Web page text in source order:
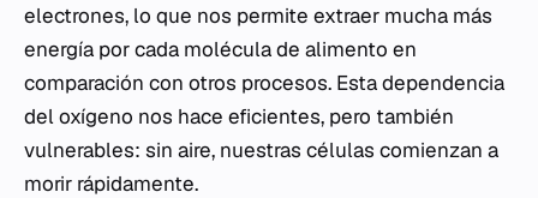
electrones, lo que nos permite extraer mucha más
energía por cada molécula de alimento en
comparación con otros procesos. Esta dependencia
del oxígeno nos hace eficientes, pero también
vulnerables: sin aire, nuestras células comienzan a
morir rápidamente.